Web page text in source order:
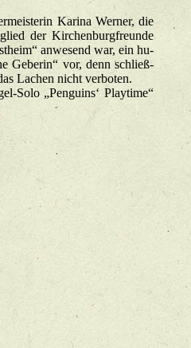
Ka­ri­na Wer­ner, die
der Kir­chen­burg­freun­de
an­we­send war, ein hu­
Ge­be­rin“ vor, denn schlie­ß­
La­chen nicht ver­bo­ten.
„Pen­gu­ins‘ Play­ti­me“